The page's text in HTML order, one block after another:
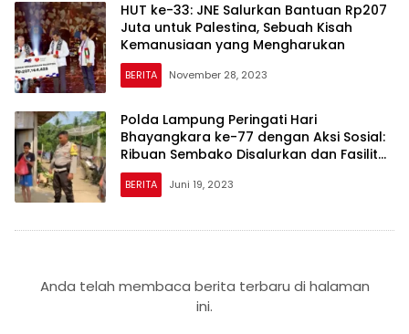
HUT ke-33: JNE Salurkan Bantuan Rp207
Juta untuk Palestina, Sebuah Kisah
Kemanusiaan yang Mengharukan
BERITA November 28, 2023
Polda Lampung Peringati Hari
Bhayangkara ke-77 dengan Aksi Sosial:
Ribuan Sembako Disalurkan dan Fasilitas
Air Bersih Dibangun untuk Warga
BERITA Juni 19, 2023
Anda telah membaca berita terbaru di halaman
ini.